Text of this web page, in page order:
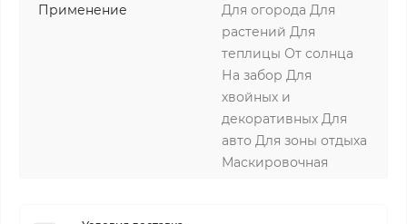
Применение
Для огорода Для
растений Для
теплицы От солнца
На забор Для
хвойных и
декоративных Для
авто Для зоны отдыха
Маскировочная